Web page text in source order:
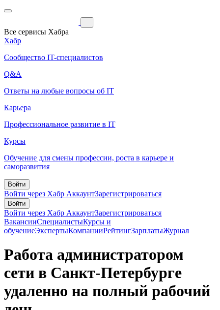
Все сервисы Хабра
Хабр
Сообщество IT-специалистов
Q&A
Ответы на любые вопросы об IT
Карьера
Профессиональное развитие в IT
Курсы
Обучение для смены профессии, роста в карьере и
саморазвития
Войти
Войти через Хабр АккаунтЗарегистрироваться
Войти
Войти через Хабр АккаунтЗарегистрироваться
ВакансииСпециалистыКурсы и
обучениеЭкспертыКомпанииРейтингЗарплатыЖурнал
Работа администратором
сети в Санкт-Петербурге
удаленно на полный рабочий